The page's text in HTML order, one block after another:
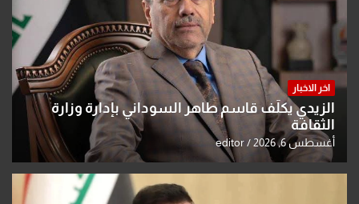
اخر الاخبار
الزيدي يكلّف قاسم طاهر السوداني بإدارة وزارة
الثقافة
أغسطس 6, 2026 editor